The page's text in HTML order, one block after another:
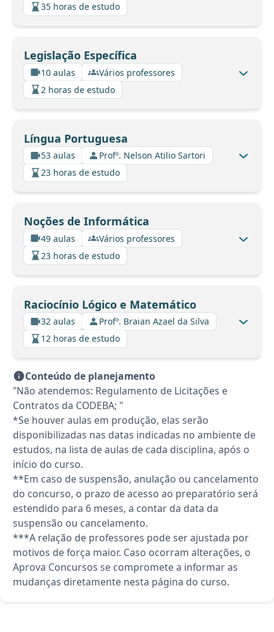
35 horas de estudo
Legislação Específica
10 aulas
Vários professores
2 horas de estudo
Língua Portuguesa
53 aulas
Profº. Nelson Atilio Sartori
23 horas de estudo
Noções de Informática
49 aulas
Vários professores
23 horas de estudo
Raciocínio Lógico e Matemático
32 aulas
Profº. Braian Azael da Silva
12 horas de estudo
Conteúdo de planejamento
"Não atendemos: Regulamento de Licitações e
Contratos da CODEBA; "
*Se houver aulas em produção, elas serão
disponibilizadas nas datas indicadas no ambiente de
estudos, na lista de aulas de cada disciplina, após o
início do curso.
**Em caso de suspensão, anulação ou cancelamento
do concurso, o prazo de acesso ao preparatório será
estendido para 6 meses, a contar da data da
suspensão ou cancelamento.
***A relação de professores pode ser ajustada por
motivos de força maior. Caso ocorram alterações, o
Aprova Concursos se compromete a informar as
mudanças diretamente nesta página do curso.